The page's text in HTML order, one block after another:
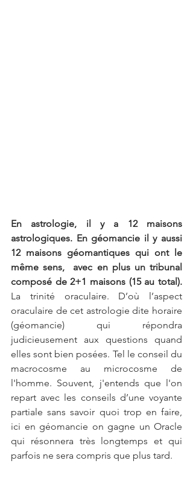
En astrologie, il y a 12 maisons
astrologiques. En géomancie il y aussi
12 maisons géomantiques qui ont le
même sens,  avec en plus un tribunal
La trinité oraculaire. D’où l’aspect
oraculaire de cet astrologie dite horaire
(géomancie) qui répondra
judicieusement aux questions quand
elles sont bien posées. Tel le conseil du
macrocosme au microcosme de
l'homme. Souvent, j'entends que l'on
repart avec les conseils d’une voyante
partiale sans savoir quoi trop en faire,
ici en géomancie on gagne un Oracle
qui résonnera très longtemps et qui
parfois ne sera compris que plus tard.